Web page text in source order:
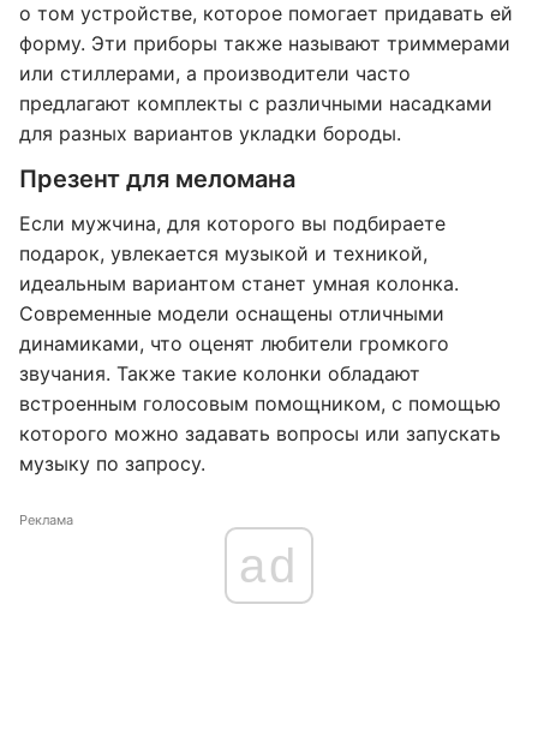
о том устройстве, которое помогает придавать ей
форму. Эти приборы также называют триммерами
или стиллерами, а производители часто
предлагают комплекты с различными насадками
для разных вариантов укладки бороды.
Презент для меломана
Если мужчина, для которого вы подбираете
подарок, увлекается музыкой и техникой,
идеальным вариантом станет умная колонка.
Современные модели оснащены отличными
динамиками, что оценят любители громкого
звучания. Также такие колонки обладают
встроенным голосовым помощником, с помощью
которого можно задавать вопросы или запускать
музыку по запросу.
Реклама
ad